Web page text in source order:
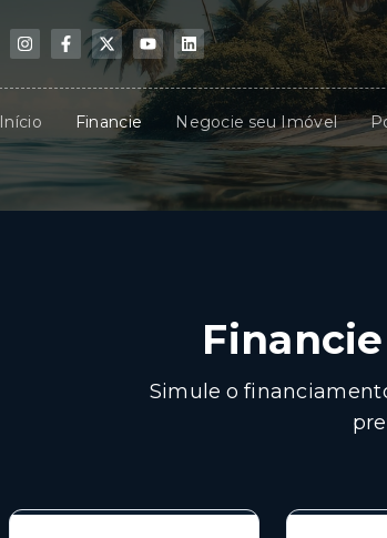
Início Financie Negocie seu Imóvel
Simule o